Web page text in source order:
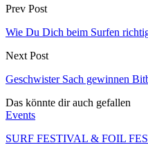
Prev Post
Wie Du Dich beim Surfen
Next Post
Geschwister Sach gewinnen
Das könnte dir auch gefallen
Events
SURF FESTIVAL & FOIL